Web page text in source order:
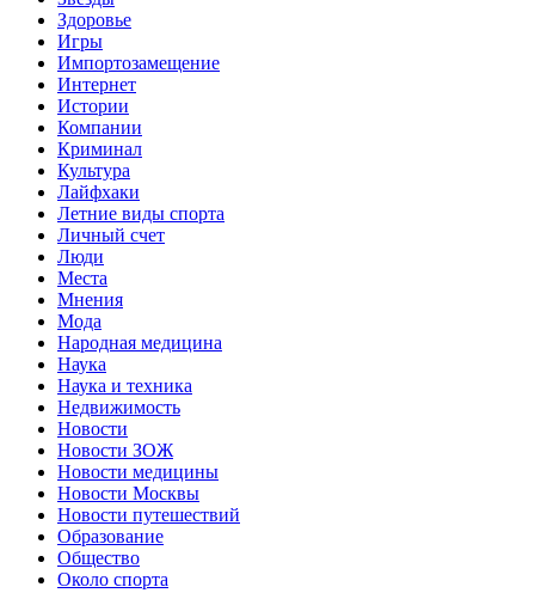
Здоровье
Игры
Импортозамещение
Интернет
Истории
Компании
Криминал
Культура
Лайфхаки
Летние виды спорта
Личный счет
Люди
Места
Мнения
Мода
Народная медицина
Наука
Наука и техника
Недвижимость
Новости
Новости ЗОЖ
Новости медицины
Новости Москвы
Новости путешествий
Образование
Общество
Около спорта